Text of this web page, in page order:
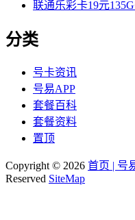
联通乐彩卡19元
分类
号卡资讯
号易APP
套餐百科
套餐资料
置顶
Copyright © 2026 首页 | 号
Reserved SiteMap